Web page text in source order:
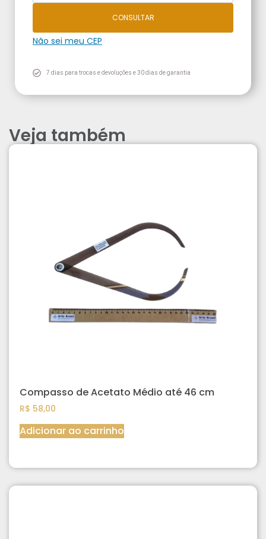
CONSULTAR
Não sei meu CEP
7 dias para trocas e devoluções e 30 dias de garantia
Veja também
Compasso de Acetato Médio até 46 cm
R$ 58,00
Adicionar ao carrinho